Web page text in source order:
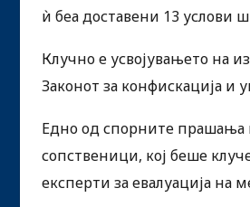
ѝ беа доставени 13 услови
Клучно е усвојувањето на
Законот за конфискација и
Едно од спорните прашања
сопственици, кој беше
експерти за евалуација